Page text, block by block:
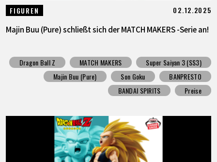
FIGUREN 02.12.2025
Majin Buu (Pure) schließt sich der MATCH MAKERS -Serie an!
Dragon Ball Z MATCH MAKERS
Super Saiyan 3 (SS3)
Majin Buu (Pure)
Son Goku
BANPRESTO
BANDAI SPIRITS
Preise